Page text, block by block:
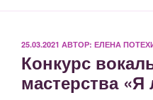
ОПУБЛИКОВАНО
25.03.2021 АВТОР: ЕЛЕНА
Конкурс
мастерства